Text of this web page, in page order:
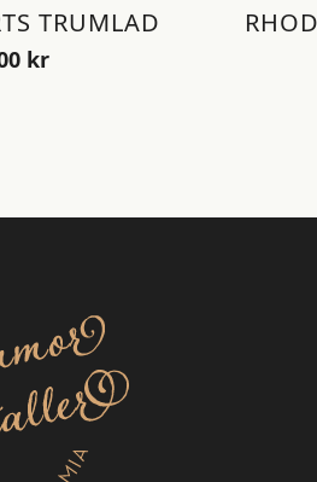
TRUMLAD
kr